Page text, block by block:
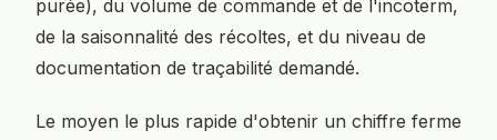
purée), du volume de commande et de l'incoterm,
de la saisonnalité des récoltes, et du niveau de
documentation de traçabilité demandé.
Le moyen le plus rapide d'obtenir un chiffre ferme